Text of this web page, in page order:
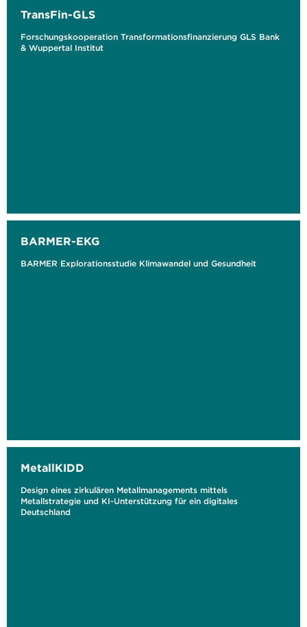
TransFin-GLS
Forschungskooperation Transformationsfinanzierung GLS Bank
& Wuppertal Institut
BARMER-EKG
BARMER Explorationsstudie Klimawandel und Gesundheit
MetallKIDD
Design eines zirkulären Metallmanagements mittels
Metallstrategie und KI-Unterstützung für ein digitales
Deutschland